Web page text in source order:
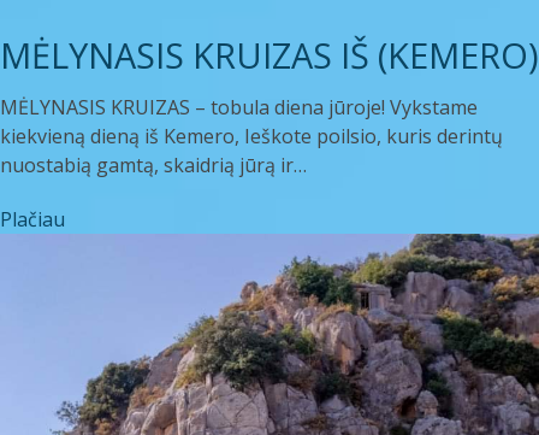
MĖLYNASIS KRUIZAS IŠ (KEMERO)
MĖLYNASIS KRUIZAS – tobula diena jūroje! Vykstame
kiekvieną dieną iš Kemero, Ieškote poilsio, kuris derintų
nuostabią gamtą, skaidrią jūrą ir…
Plačiau